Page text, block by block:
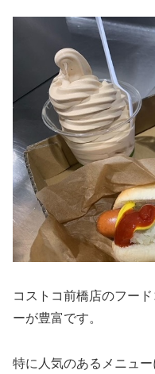
コストコ前橋店のフー
ーが豊富です。
特に人気のあるメニュー